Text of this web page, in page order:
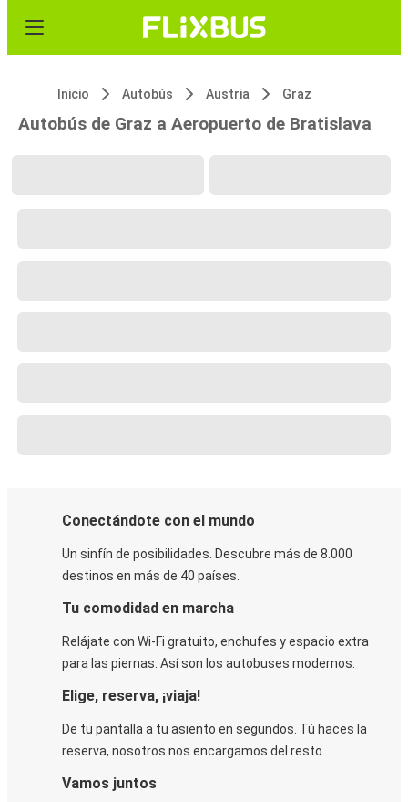
Inicio Autobús Austria Graz
Autobús de Graz a Aeropuerto de Bratislava
Conectándote con el mundo
Un sinfín de posibilidades. Descubre más de 8.000
destinos en más de 40 países.
Tu comodidad en marcha
Relájate con Wi-Fi gratuito, enchufes y espacio extra
para las piernas. Así son los autobuses modernos.
Elige, reserva, ¡viaja!
De tu pantalla a tu asiento en segundos. Tú haces la
reserva, nosotros nos encargamos del resto.
Vamos juntos